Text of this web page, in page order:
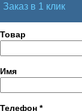
Заказ в 1 клик
Товар
Имя
Телефон *